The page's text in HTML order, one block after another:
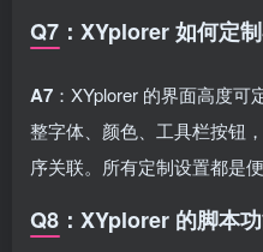
Q7：XYplorer 如何定
A7 ：XYplorer 的界面高度
整字体、颜色、工具栏按钮
序关联。所有定制设置都是
Q8：XYplorer 的脚本